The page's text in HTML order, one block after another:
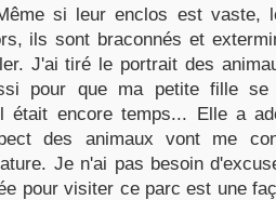
si leur enclos est vaste,
ils sont braconnés et
J'ai tiré le portrait des
pour que ma petite fille
était encore temps... Elle a
des animaux vont me
Je n'ai pas besoin
pour visiter ce parc est une